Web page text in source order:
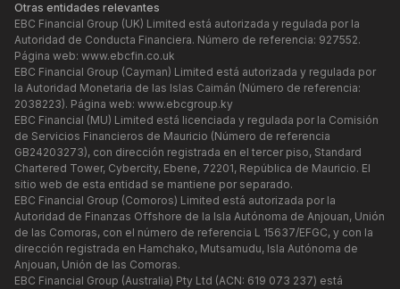
Otras entidades relevantes
EBC Financial Group (UK) Limited está autorizada y regulada por la
Autoridad de Conducta Financiera. Número de referencia: 927552.
Página web: www.ebcfin.co.uk
EBC Financial Group (Cayman) Limited está autorizada y regulada por
la Autoridad Monetaria de las Islas Caimán (Número de referencia:
2038223). Página web: www.ebcgroup.ky
EBC Financial (MU) Limited está licenciada y regulada por la Comisión
de Servicios Financieros de Mauricio (Número de referencia
GB24203273), con dirección registrada en el tercer piso, Standard
Chartered Tower, Cybercity, Ebene, 72201, República de Mauricio. El
sitio web de esta entidad se mantiene por separado.
EBC Financial Group (Comoros) Limited está autorizada por la
Autoridad de Finanzas Offshore de la Isla Autónoma de Anjouan, Unión
de las Comoras, con el número de referencia L 15637/EFGC, y con la
dirección registrada en Hamchako, Mutsamudu, Isla Autónoma de
Anjouan, Unión de las Comoras.
EBC Financial Group (Australia) Pty Ltd (ACN: 619 073 237) está